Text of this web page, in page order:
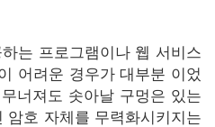
는 프로그램이나 웹 서비스
어려운 경우가 대부분 이었
너져도 솟아날 구멍은 있는
암호 자체를 무력화시키지는